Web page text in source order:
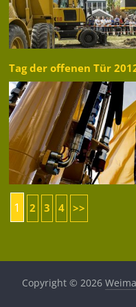
Tag der offenen Tür
1 2 3 4 >>
Copyright © 2026